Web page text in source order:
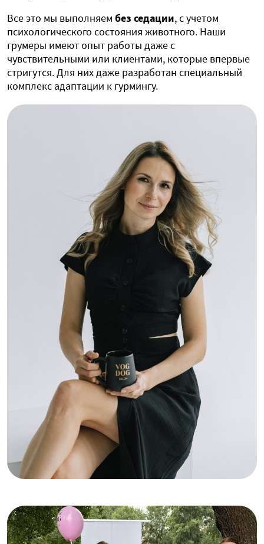
Все это мы выполняем без седации, с учетом
психологического состояния животного. Наши
грумеры имеют опыт работы даже с
чувствительными или клиентами, которые впервые
стригутся. Для них даже разработан специальный
комплекс адаптации к гурмингу.